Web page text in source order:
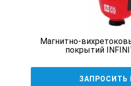
Магнитно-
покрытий
ЗАПРОСИТЬ